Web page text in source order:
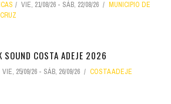
VIE, 21/08/26 - SÁB, 22/08/26
MUNICIPIO DE
SOUND COSTA ADEJE 2026
VIE, 25/09/26 - SÁB, 26/09/26 COSTA ADEJE